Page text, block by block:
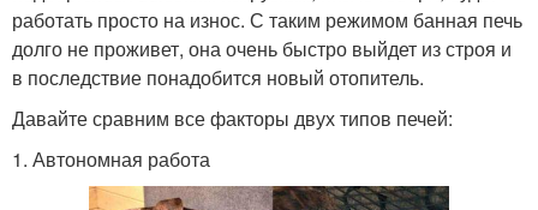
работать просто на износ. С таким режимом банная печь
долго не проживет, она очень быстро выйдет из строя и
в последствие понадобится новый отопитель.
Давайте сравним все факторы двух типов печей:
1. Автономная работа ​